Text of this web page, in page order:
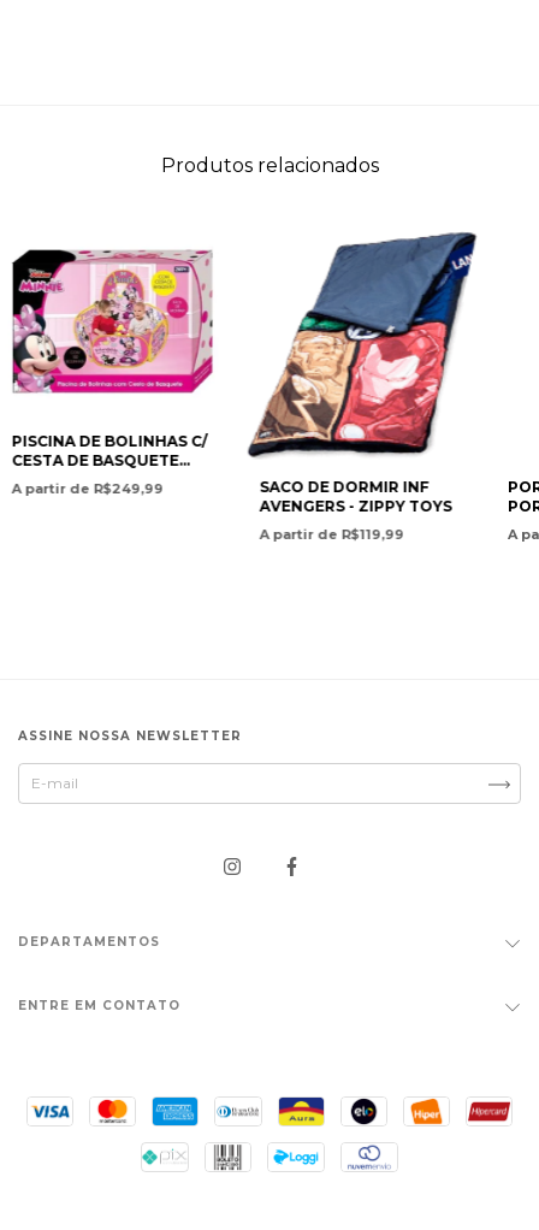
Produtos relacionados
PISCINA DE BOLINHAS C/
CESTA DE BASQUETE
MINNIE
A partir de R$249,99
SACO DE DORMIR INF
AVENGERS - ZIPPY TOYS
A partir de R$119,99 A
ASSINE NOSSA NEWSLETTER
DEPARTAMENTOS
ENTRE EM CONTATO